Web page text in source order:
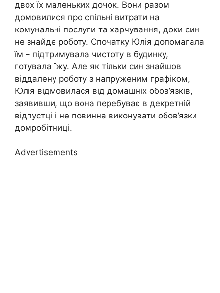
двох їх маленьких дочок. Вони разом
домовилися про спільні витрати на
комунальні послуги та харчування, доки син
не знайде роботу. Спочатку Юлія допомагала
їм – підтримувала чистоту в будинку,
готувала їжу. Але як тільки син знайшов
віддалену роботу з напруженим графіком,
Юлія відмовилася від домашніх обов’язків,
заявивши, що вона перебуває в декретній
відпустці і не повинна виконувати обов’язки
домробітниці.
Advertisements